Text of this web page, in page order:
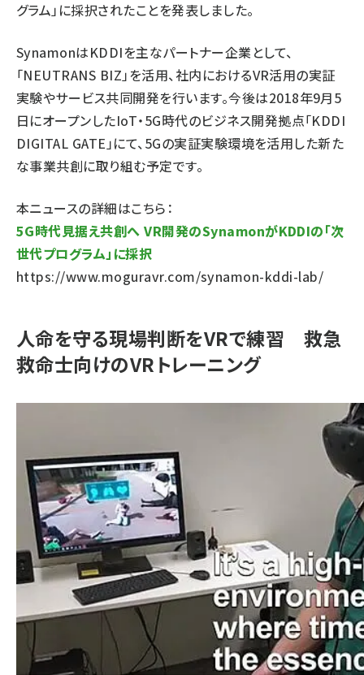
グラム」に採択されたことを発表しました。
SynamonはKDDIを主なパートナー企業として、
「NEUTRANS BIZ」を活用、社内におけるVR活用の実証
実験やサービス共同開発を行います。今後は2018年9月5
日にオープンしたIoT・5G時代のビジネス開発拠点「KDDI
DIGITAL GATE」にて、5Gの実証実験環境を活用した新た
な事業共創に取り組む予定です。
本ニュースの詳細はこちら：
5G時代見据え共創へ VR開発のSynamonがKDDIの「次
世代プログラム」に採択
https://www.moguravr.com/synamon-kddi-lab/
人命を守る現場判断をVRで練習 救急
救命士向けのVRトレーニング